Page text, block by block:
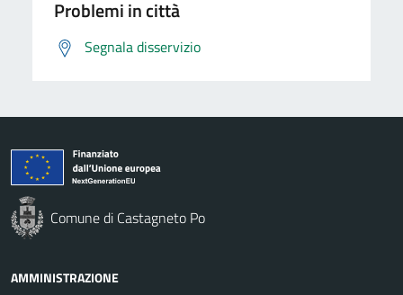
Problemi in città
Segnala disservizio
Comune di Castagneto Po
AMMINISTRAZIONE